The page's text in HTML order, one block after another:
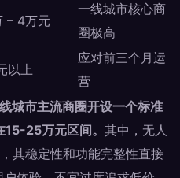
– 4万元
一线城市核心商
圈极高
以上
应对前三个月运
营
城市主流商圈开设一个标准
25万元区间。 其中，无人
其稳定性和功能完整性直接